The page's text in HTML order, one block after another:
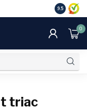
75 €. Nur
9.5
0
triac